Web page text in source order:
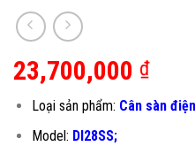
23,700,000 ₫
Loại sản phẩm: Cân sàn
Model: DI28SS;